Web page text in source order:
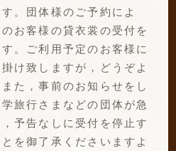
。団体様のご予約によ
お客様の貸衣裳の受付を
。ご利用予定のお客様に
け致しますが，どうぞよ
た，事前のお知らせをし
旅行さまなどの団体が急
予告なしに受付を停止す
を御了承くださいますよ